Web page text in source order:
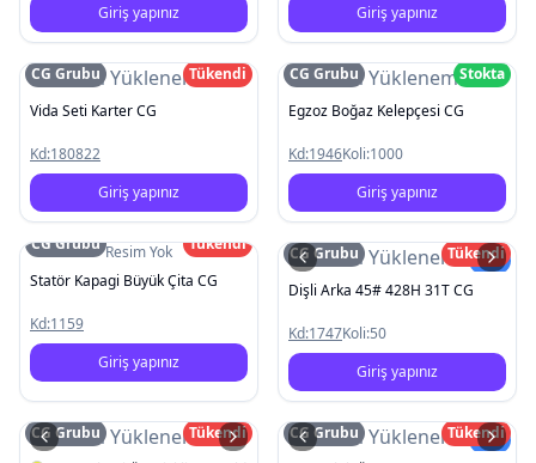
Giriş yapınız
Giriş yapınız
Resim Yüklenemedi
CG Grubu
Tükendi
Vida Seti Karter CG
Kd:180822
Giriş yapınız
Resim Yüklenemedi
CG Grubu
Stokta
Egzoz Boğaz Kelepçesi CG
Kd:1946Koli:1000
Giriş yapınız
Resim Yok
CG Grubu
Tükendi
Statör Kapagi Büyük Çita CG
Kd:1159
Giriş yapınız
Resim YüklenemediYeni
CG Grubu
Tükendi
Dişli Arka 45# 428H 31T CG
Kd:1747Koli:50
Giriş yapınız
Resim Yüklenemedi
CG Grubu
Tükendi
Resim YüklenemediYeni
CG Grubu
Tükendi